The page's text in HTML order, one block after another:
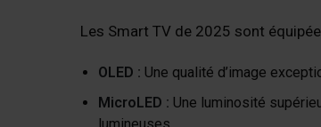
Les Smart TV de 2025 sont
OLED : Une qualité d’image
MicroLED : Une luminosité